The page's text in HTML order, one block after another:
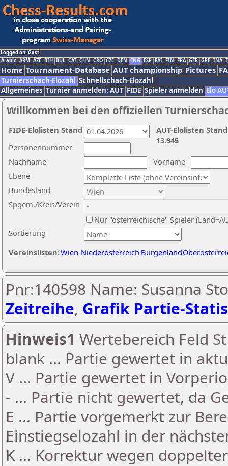
Logged on: Gast
Arabic ARM AZE BIH BUL CAT CHN CRO CZE DEN ENG ESP FAI FIN FRA GER GRE INA
Home Tournament-Database AUT championship Pictures
Turnierschach-Elozahl Schnellschach-Elozahl
Allgemeines Turnier anmelden: AUT FIDE Spieler anmelden Elo
Willkommen bei den offiziellen
Nachname
Vorname
Ebene
Sortierung
Personennummer
Bundesland
Spgem./Kreis/Verein
Nur "österreichische" Spieler
Vereinslisten:Wien Niederösterreich Burgenland
AUT-Elolisten
13.945
FIDE-Elolisten Stand
Pnr:140598 Name: Susanna
Zeitreihe, Grafik Partie-
Hinweis1 Wertebereich Feld
blank ... Partie gewertet in
V ... Partie gewertet in
- ... Partie nicht gewertet, da
E ... Partie vorgemerkt zur
Einstiegselozahl in der
K ... Korrektur wegen